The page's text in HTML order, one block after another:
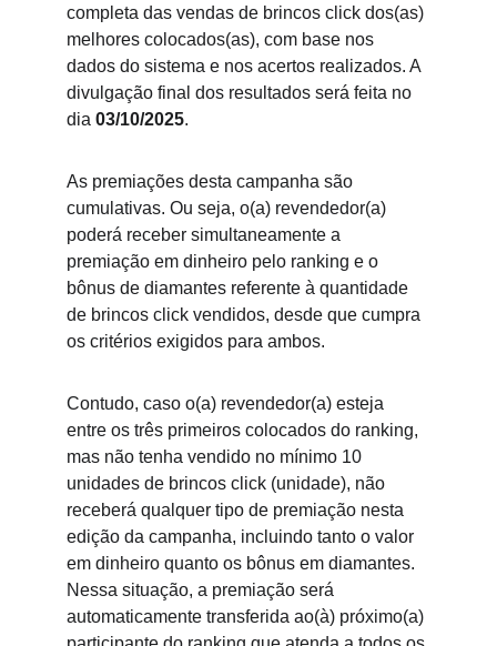
completa das vendas de brincos click dos(as)
melhores colocados(as), com base nos
dados do sistema e nos acertos realizados. A
divulgação final dos resultados será feita no
dia 03/10/2025.
As premiações desta campanha são
cumulativas. Ou seja, o(a) revendedor(a)
poderá receber simultaneamente a
premiação em dinheiro pelo ranking e o
bônus de diamantes referente à quantidade
de brincos click vendidos, desde que cumpra
os critérios exigidos para ambos.
Contudo, caso o(a) revendedor(a) esteja
entre os três primeiros colocados do ranking,
mas não tenha vendido no mínimo 10
unidades de brincos click (unidade), não
receberá qualquer tipo de premiação nesta
edição da campanha, incluindo tanto o valor
em dinheiro quanto os bônus em diamantes.
Nessa situação, a premiação será
automaticamente transferida ao(à) próximo(a)